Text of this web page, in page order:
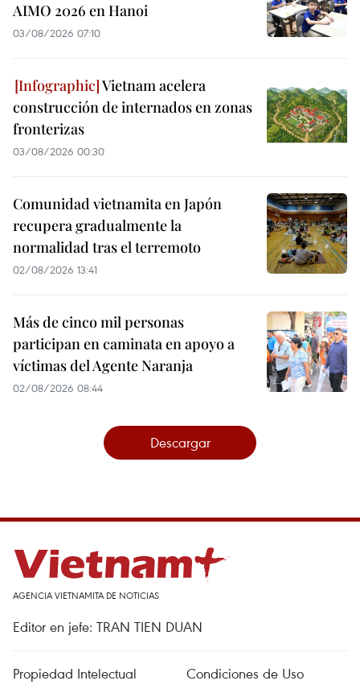
AIMO 2026 en Hanoi
03/08/2026 07:10
Vietnam acelera
construcción de internados en zonas
fronterizas
03/08/2026 00:30
Comunidad vietnamita en Japón
recupera gradualmente la
normalidad tras el terremoto
02/08/2026 13:41
Más de cinco mil personas
participan en caminata en apoyo a
víctimas del Agente Naranja
02/08/2026 08:44
Descargar
AGENCIA VIETNAMITA DE NOTICIAS
Editor en jefe: TRAN TIEN DUAN
Propiedad Intelectual Condiciones de Uso